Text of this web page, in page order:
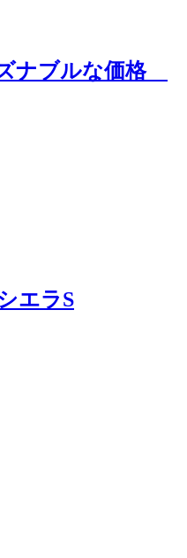
ナブルな価格
エラS